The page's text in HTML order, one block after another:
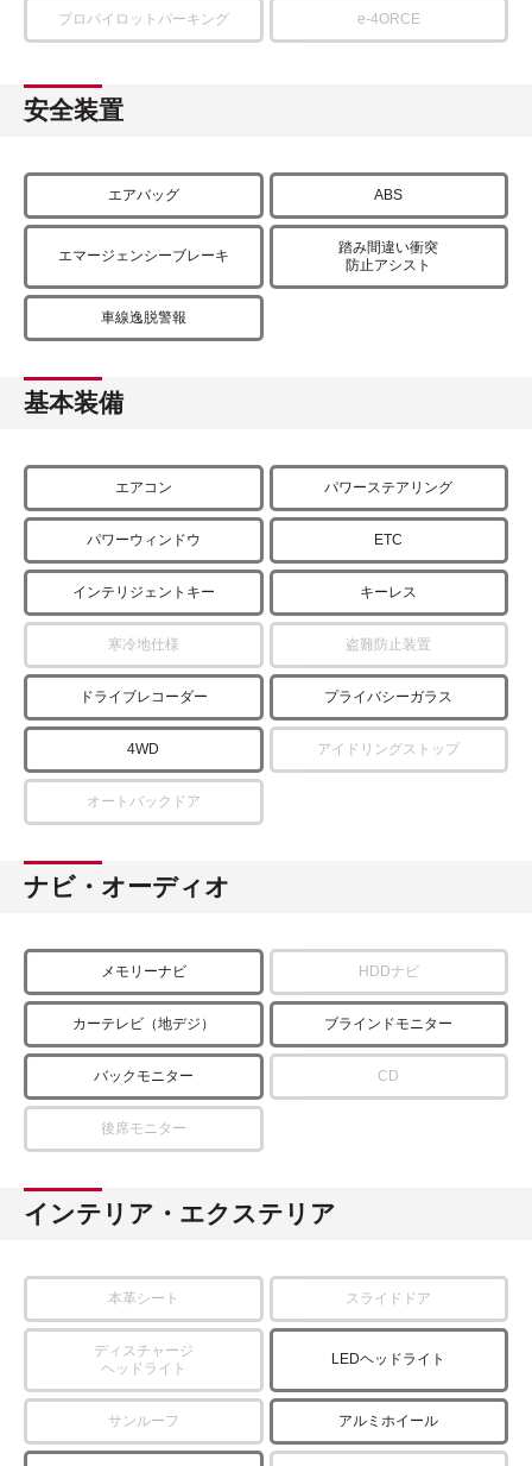
プロパイロットパーキング e-4ORCE
安全装置
エアバッグ ABS
エマージェンシーブレーキ
踏み間違い衝突
防止アシスト
車線逸脱警報
基本装備
エアコン パワーステアリング
パワーウィンドウ ETC
インテリジェントキー キーレス
寒冷地仕様 盗難防止装置
ドライブレコーダー プライバシーガラス
4WD アイドリングストップ
オートバックドア
ナビ・オーディオ
メモリーナビ HDDナビ
カーテレビ（地デジ） ブラインドモニター
バックモニター CD
後席モニター
インテリア・エクステリア
本革シート スライドドア
ディスチャージ
ヘッドライト
LEDヘッドライト
サンルーフ アルミホイール